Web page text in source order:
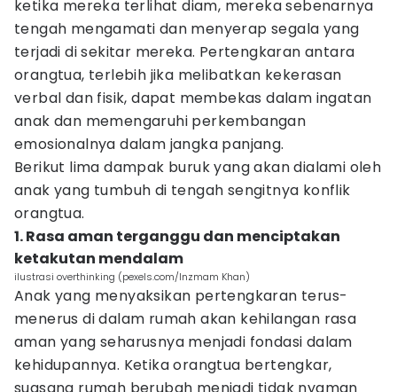
ketika mereka terlihat diam, mereka sebenarnya
tengah mengamati dan menyerap segala yang
terjadi di sekitar mereka. Pertengkaran antara
orangtua, terlebih jika melibatkan kekerasan
verbal dan fisik, dapat membekas dalam ingatan
anak dan memengaruhi perkembangan
emosionalnya dalam jangka panjang.
Berikut lima dampak buruk yang akan dialami oleh
anak yang tumbuh di tengah sengitnya konflik
orangtua.
1. Rasa aman terganggu dan menciptakan
ketakutan mendalam
ilustrasi overthinking (pexels.com/Inzmam Khan)
Anak yang menyaksikan pertengkaran terus-
menerus di dalam rumah akan kehilangan rasa
aman yang seharusnya menjadi fondasi dalam
kehidupannya. Ketika orangtua bertengkar,